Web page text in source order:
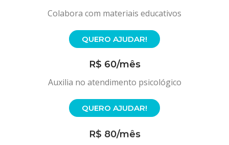
Colabora com materiais educativos
QUERO AJUDAR!
R$ 60/mês
Auxilia no atendimento psicológico
QUERO AJUDAR!
R$ 80/mês